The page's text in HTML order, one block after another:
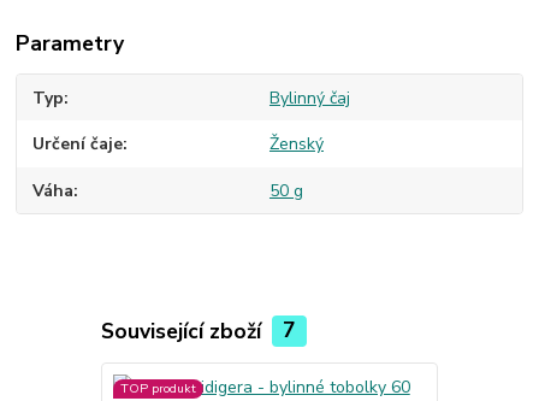
Parametry
Typ Bylinný čaj
Určení čaje Ženský
Váha 50 g
Související zboží 7
TOP produkt